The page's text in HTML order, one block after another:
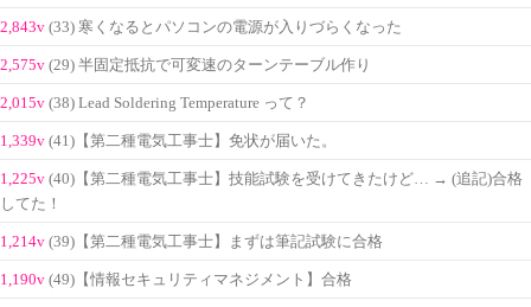
2,843v (33) 寒くなるとパソコンの電源が入りづらくなった
2,575v (29) 半固定抵抗で可変速のターンテーブル作り
2,015v (38) Lead Soldering Temperature って？
1,339v (41)【第二種電気工事士】免状が届いた。
1,225v (40)【第二種電気工事士】技能試験を受けてきたけど… → (追記)合格
してた！
1,214v (39)【第二種電気工事士】まずは筆記試験に合格
1,190v (49)【情報セキュリティマネジメント】合格